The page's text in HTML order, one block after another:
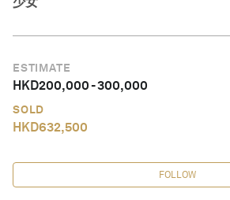
ESTIMATE
HKD200,000-300,000
SOLD
HKD632,500
FOLLOW